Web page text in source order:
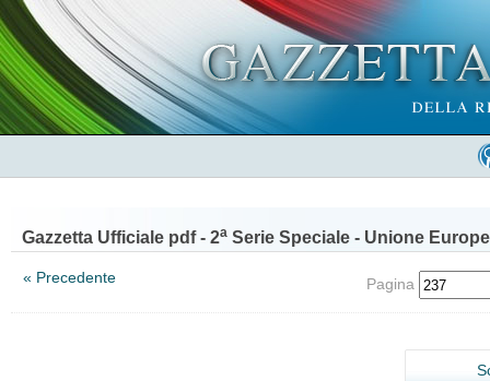
Gazzetta Ufficiale pdf - 2a Serie Speciale - Unione
« Precedente Pagina